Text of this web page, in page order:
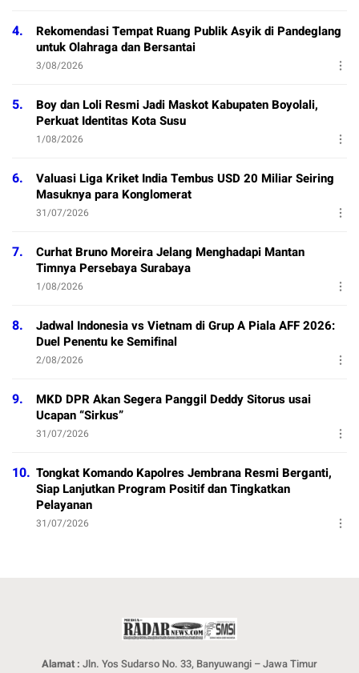
4.
Rekomendasi Tempat Ruang Publik Asyik di Pandeglang
untuk Olahraga dan Bersantai
3/08/2026
5.
Boy dan Loli Resmi Jadi Maskot Kabupaten Boyolali,
Perkuat Identitas Kota Susu
1/08/2026
6.
Valuasi Liga Kriket India Tembus USD 20 Miliar Seiring
Masuknya para Konglomerat
31/07/2026
7.
Curhat Bruno Moreira Jelang Menghadapi Mantan
Timnya Persebaya Surabaya
1/08/2026
8.
Jadwal Indonesia vs Vietnam di Grup A Piala AFF 2026:
Duel Penentu ke Semifinal
2/08/2026
9.
MKD DPR Akan Segera Panggil Deddy Sitorus usai
Ucapan “Sirkus”
31/07/2026
10. Tongkat Komando Kapolres Jembrana Resmi Berganti,
Siap Lanjutkan Program Positif dan Tingkatkan
Pelayanan
31/07/2026
Alamat : Jln. Yos Sudarso No. 33, Banyuwangi – Jawa Timur